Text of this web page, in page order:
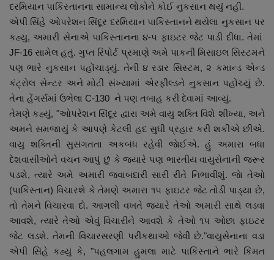
નાણાંકીય સમાચાર
સ્થાનિક સમાચાર
સ્પોર્ટ્સ
રાશિફળ
ગુનાખોરી
બોલિવૂડ
સ્વાસ્થ્ય
દરમિયાન પાકિસ્તાનના સામાન્ય લોકોને કોઈ નુકસાન થયું નહીં.
એપી સિંહે ઓપરેશન સિંદૂર દરમિયાન પાકિસ્તાનને થયેલા નુકસાન પર
કહ્યુ, અમારી સેનાએ પાકિસ્તાનના ૪-૫ ફાઇટર જેટ પાડી દીધા. તેમાં
JF-16 સામેલ હતું. ગુપ્ત રિપોર્ટ પ્રમાણે અમે પાકની મિસાઇલ સિસ્ટમને
પણ ભારે નુકસાન પહોંચાડ્યું. તેની ૪ રડાર સિસ્ટમ, ૨ કમાન્ડ એન્ડ
કંટ્રોલ સેન્ટર અને મોટી સંખ્યામાં એરફીલ્ડને નુકસાન પહોંચ્યું છે.
તેના હેંગર્સમાં ઉભેલા C-130 ને પણ તબાહ કરી દેવામાં આવ્યું.
તેમણે કહ્યું, "ઓપરેશન સિંદૂર દ્વારા અમે વાયુ શક્તિ વિશે શીખ્યા, અને
અમને સમજાયું કે આપણે કેટલી હદ સુધી પ્રહાર કરી શકીએ છીએ.
વાયુ શક્તિની સુસંગતતા અકબંધ રહેવી જાેઈએ. હું અમારા બધા
દેશવાસીઓને વચન આપું છું કે જ્યારે પણ ભારતીય વાયુસેનાની જરૂર
પડશે, ત્યારે અમે અમારી જવાબદારી સારી રીતે નિભાવીશું. જાે તેઓ
(પાકિસ્તાન) વિચારશે કે તેમણે અમારા ૧૫ ફાઇટર જેટ તોડી પાડ્યા છે,
તો તેમને વિચારવા દો. આગલી વખતે જ્યારે તેઓ અમારી સાથે લડવા
આવશે, ત્યારે તેઓ એવું વિચારીને આવશે કે તેઓ ૧૫ ઓછા ફાઇટર
જેટ લડશે. તેમની વિચારસરણી પરીકથાઓ જેવી છે."વાયુસેનાના વડા
એપી સિંહે કહ્યું કે, "પહલગામ હુમલા માટે પાકિસ્તાને ભારે કિંમત